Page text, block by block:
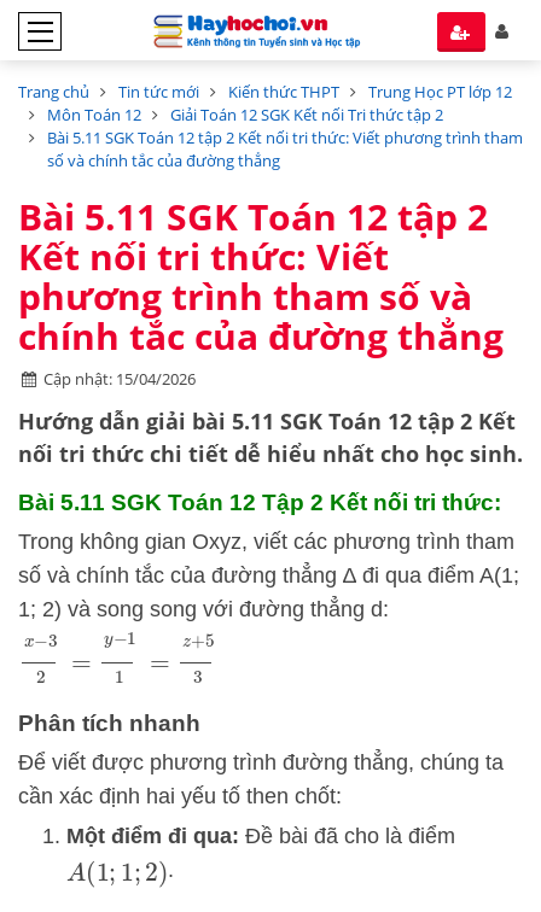
Trang chủ Tin tức mới Kiến thức THPT
Trung Học PT lớp 12
Môn Toán 12
Giải Toán 12 SGK Kết nối Tri thức tập 2
Bài 5.11 SGK Toán 12 tập 2 Kết nối tri thức: Viết phương trình tham
số và chính tắc của đường thẳng
Bài 5.11 SGK Toán 12 tập 2
Kết nối tri thức: Viết
phương trình tham số và
chính tắc của đường thẳng
Cập nhật: 15/04/2026
Hướng dẫn giải bài 5.11 SGK Toán 12 tập 2 Kết
nối tri thức chi tiết dễ hiểu nhất cho học sinh.
Bài 5.11 SGK Toán 12 Tập 2 Kết nối tri thức:
Trong không gian Oxyz, viết các phương trình tham
số và chính tắc của đường thẳng ∆ đi qua điểm A(1;
1; 2) và song song với đường thẳng d:
x−3 y−11 +53
Phân tích nhanh
Để viết được phương trình đường thẳng, chúng ta
cần xác định hai yếu tố then chốt:
Một điểm đi qua: Đề bài đã cho là điểm
A( 1; 1;2) .